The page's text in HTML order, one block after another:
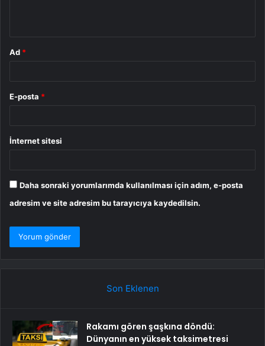
Ad *
E-posta *
İnternet sitesi
Daha sonraki yorumlarımda kullanılması için adım, e-posta
adresim ve site adresim bu tarayıcıya kaydedilsin.
Son Eklenen
Rakamı gören şaşkına döndü:
Dünyanın en yüksek taksimetresi